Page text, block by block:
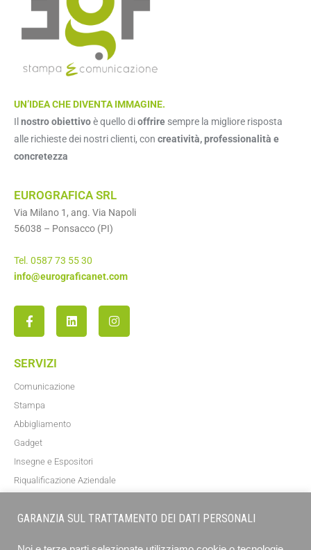
UN’IDEA CHE DIVENTA IMMAGINE.
Il nostro obiettivoè quello dioffrire sempre la migliore risposta
alle richieste dei nostri clienti, con creatività, professionalità e
concretezza
EUROGRAFICA SRL
Via Milano 1, ang. Via Napoli
56038 – Ponsacco (PI)
Tel. 0587 73 55 30
info@eurograficanet.com
SERVIZI
Comunicazione
Stampa
Abbigliamento
Gadget
Insegne e Espositori
Riqualificazione Aziendale
GARANZIA SUL TRATTAMENTO DEI DATI PERSONALI